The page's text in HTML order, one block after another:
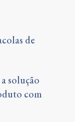
de
solução
com